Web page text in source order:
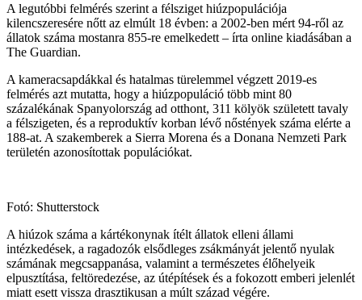
A legutóbbi felmérés szerint a félsziget hiúzpopulációja
kilencszeresére nőtt az elmúlt 18 évben: a 2002-ben mért 94-ről az
állatok száma mostanra 855-re emelkedett – írta online kiadásában a
The Guardian.
A kameracsapdákkal és hatalmas türelemmel végzett 2019-es
felmérés azt mutatta, hogy a hiúzpopuláció több mint 80
százalékának Spanyolország ad otthont, 311 kölyök született tavaly
a félszigeten, és a reproduktív korban lévő nőstények száma elérte a
188-at. A szakemberek a Sierra Morena és a Donana Nemzeti Park
területén azonosítottak populációkat.
Fotó: Shutterstock
A hiúzok száma a kártékonynak ítélt állatok elleni állami
intézkedések, a ragadozók elsődleges zsákmányát jelentő nyulak
számának megcsappanása, valamint a természetes élőhelyeik
elpusztítása, feltöredezése, az útépítések és a fokozott emberi jelenlét
miatt esett vissza drasztikusan a múlt század végére.